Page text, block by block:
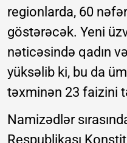
regionlarda, 60
göstərəcək. Yeni
nəticəsində qadın
yüksəlib ki, bu da
təxminən 23 faizini
Namizədlər
Respublikası